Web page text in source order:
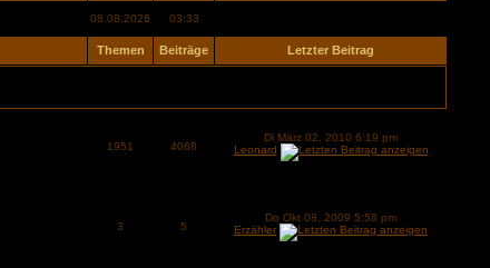
08.08.2026 03:33
Themen Beiträge Letzter Beitrag
1951 4068
Di März 02, 2010 6:19 pm
Leonard
3 5
Do Okt 08, 2009 5:58 pm
Erzähler